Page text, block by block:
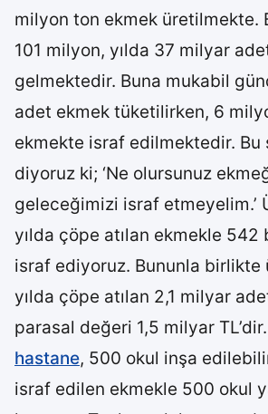
milyon ton ekmek üretilmekte.
101 milyon, yılda 37 milyar
gelmektedir. Buna mukabil
adet ekmek tüketilirken, 6
ekmekte israf edilmektedir. Bu
diyoruz ki; ‘Ne olursunuz
geleceğimizi israf etmeyelim.’
yılda çöpe atılan ekmekle 542
israf ediyoruz. Bununla birlikte
yılda çöpe atılan 2,1 milyar
parasal değeri 1,5 milyar
hastane, 500 okul inşa
israf edilen ekmekle 500 okul